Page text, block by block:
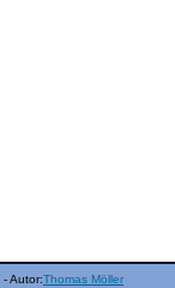
- Autor:Thomas Möller